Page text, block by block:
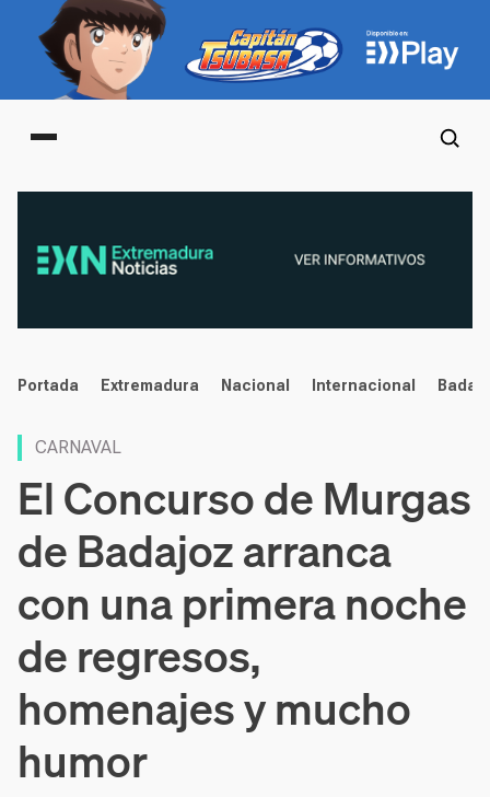
Main menu
noticias
Portada Extremadura Nacional Internacional
CARNAVAL
El Concurso de Murgas
de Badajoz arranca
con una primera noche
de regresos,
homenajes y mucho
humor